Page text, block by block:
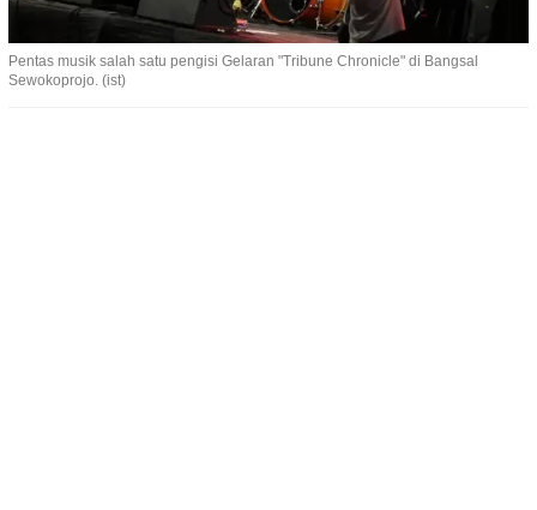
Pentas musik salah satu pengisi Gelaran "Tribune Chronicle" di Bangsal
Sewokoprojo. (ist)